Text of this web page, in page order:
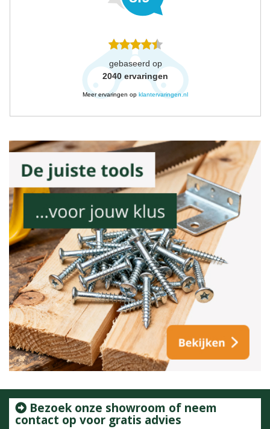
gebaseerd op
2040 ervaringen
Meer ervaringen op klantervaringen.nl
Bezoek onze showroom of neem
contact op voor gratis advies